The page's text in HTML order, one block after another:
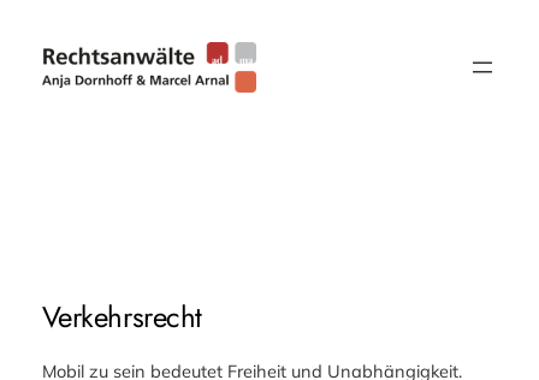
Inhalt
springen
Verkehrsrecht
Mobil zu sein bedeutet Freiheit und Unabhängigkeit.